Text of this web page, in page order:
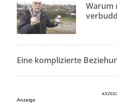
Warum
Eine komplizierte
Anzeige